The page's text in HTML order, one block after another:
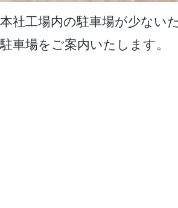
本社工場内の駐車場が少ない
駐車場をご案内いたします。